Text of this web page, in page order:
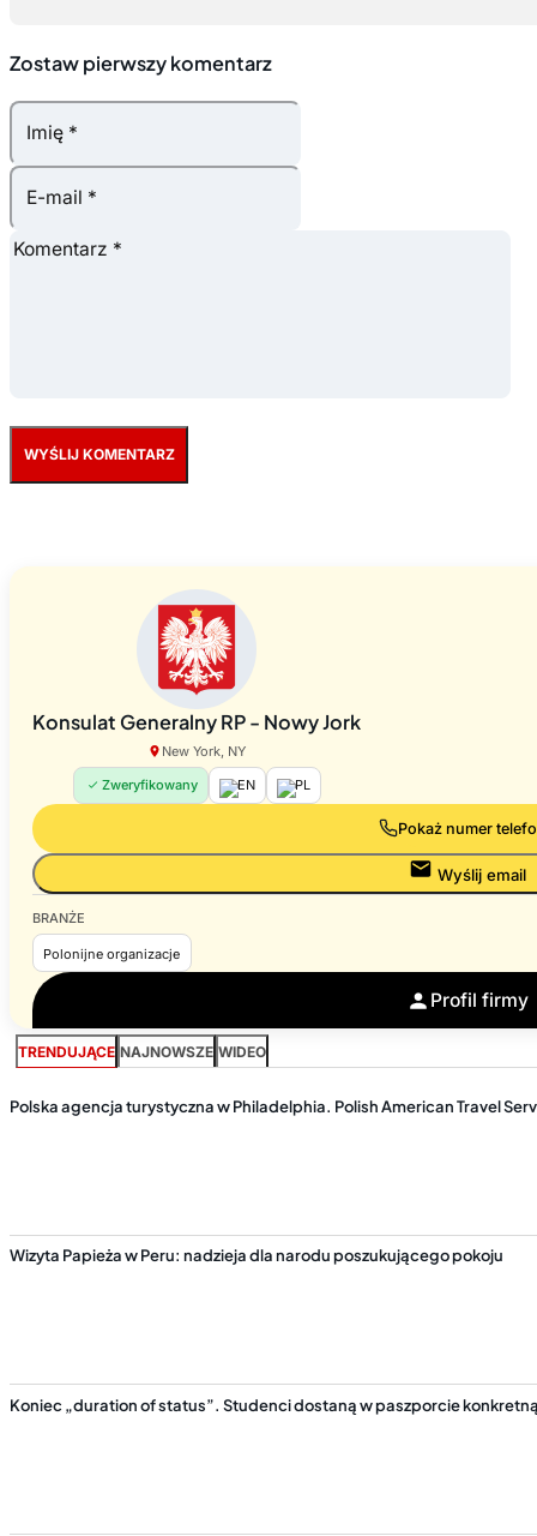
Zostaw pierwszy komentarz
Konsulat Generalny RP - Nowy Jork
New York, NY
Zweryfikowany
EN PL
Pokaż numer
Wyślij email
BRANŻE
Polonijne organizacje
Profil firmy
TRENDUJĄCE NAJNOWSZE WIDEO
Polska agencja turystyczna w Philadelphia. Polish American Travel
Wizyta Papieża w Peru: nadzieja dla narodu poszukującego pokoju
Koniec „duration of status”. Studenci dostaną w paszporcie